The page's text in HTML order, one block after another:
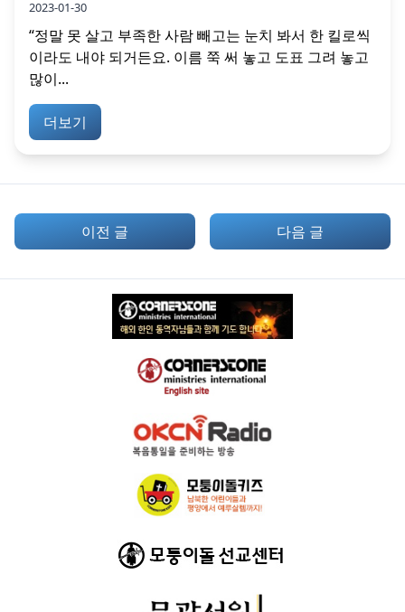
2023-01-30
“정말 못 살고 부족한 사람 빼고는 눈치 봐서 한 킬로씩
이라도 내야 되거든요. 이름 쭉 써 놓고 도표 그려 놓고
많이...
더보기
이전 글 다음 글